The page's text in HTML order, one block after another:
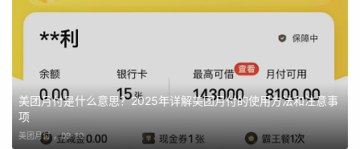
美团月付是什么意思？2025年详解美团月付的使用方法和注意事
项
美团月付 ，09-10